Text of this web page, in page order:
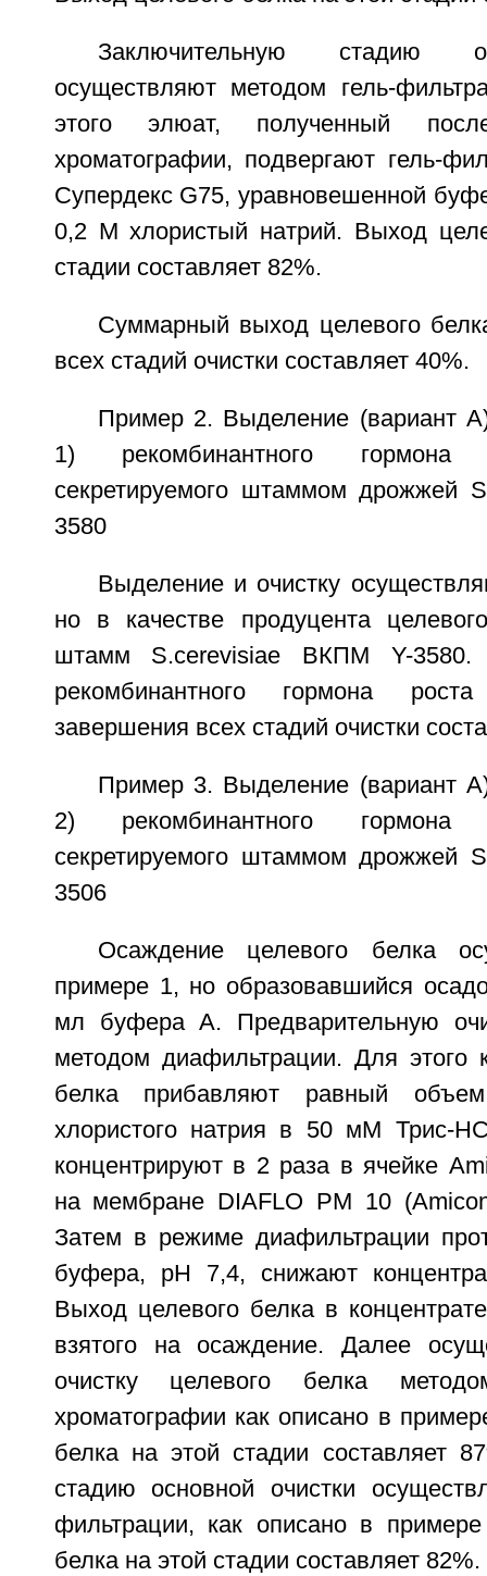
Заключительную стадию
осуществляют методом гель-
этого элюат, полученный
хроматографии, подвергают гель-
Супердекс G75, уравновешенной
0,2 M хлористый натрий. Выход
стадии составляет 82%.
Суммарный выход целевого
всех стадий очистки составляет 40%.
Пример 2. Выделение (вариант
1) рекомбинантного гормона
секретируемого штаммом дрожжей
3580
Выделение и очистку
но в качестве продуцента
штамм S.cerevisiae ВКПМ Y-
рекомбинантного гормона
завершения всех стадий очистки
Пример 3. Выделение (вариант
2) рекомбинантного гормона
секретируемого штаммом дрожжей
3506
Осаждение целевого белка
примере 1, но образовавшийся
мл буфера A. Предварительную
методом диафильтрации. Для этого
белка прибавляют равный
хлористого натрия в 50 мМ Трис-
концентрируют в 2 раза в ячейке
на мембране DIAFLO РМ 10
Затем в режиме диафильтрации
буфера, pH 7,4, снижают
Выход целевого белка в
взятого на осаждение. Далее
очистку целевого белка
хроматографии как описано в
белка на этой стадии составляет
стадию основной очистки
фильтрации, как описано в
белка на этой стадии составляет 82%.